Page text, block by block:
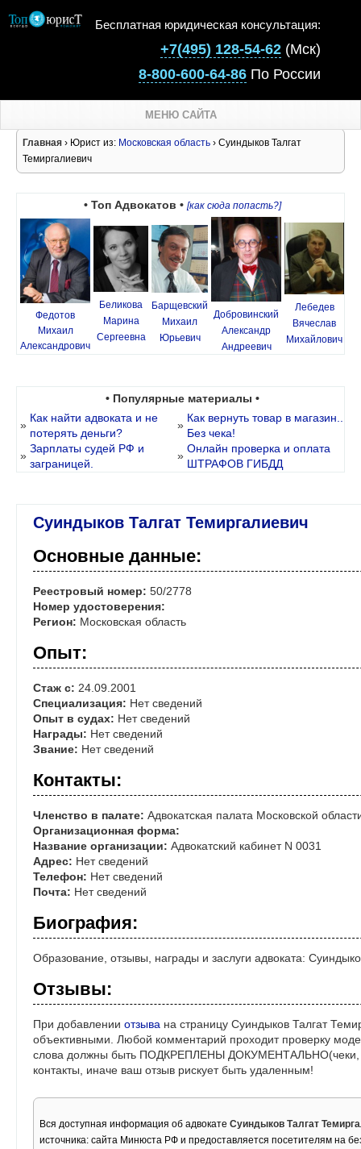
Бесплатная юридическая консультация:
+7(495) 128-54-62 (Мск)
8-800-600-64-86 По России
МЕНЮ САЙТА
Главная › Юрист из: Московская область › Суиндыков Талгат
Темиргалиевич
• Топ Адвокатов • [как сюда попасть?]
Федотов
Михаил
Александрович
Беликова
Марина
Сергеевна
Барщевский
Михаил
Юрьевич
Добровинский
Александр
Андреевич
Лебедев
Вячеслав
Михайлович
• Популярные материалы •
»
Как найти адвоката и не
потерять деньги?
»
Как вернуть товар в магазин..
Без чека!
»
Зарплаты судей РФ и
заграницей.
»
Онлайн проверка и оплата
ШТРАФОВ ГИБДД
Суиндыков Талгат Темиргалиевич
Основные данные:
Реестровый номер: 50/2778
Номер удостоверения:
Регион: Московская область
Опыт:
Стаж с: 24.09.2001
Специализация: Нет сведений
Опыт в судах: Нет сведений
Награды: Нет сведений
Звание: Нет сведений
Контакты:
Членство в палате: Адвокатская палата Московской
Организационная форма:
Название организации: Адвокатский кабинет N 0031
Адрес: Нет сведений
Телефон: Нет сведений
Почта: Нет сведений
Биография:
Образование, отзывы, награды и заслуги адвоката:
Отзывы:
При добавлении отзыва на страницу Суиндыков Талгат
объективными. Любой комментарий проходит проверку
слова должны быть ПОДКРЕПЛЕНЫ ДОКУМЕНТАЛЬНО(чеки,
контакты, иначе ваш отзыв рискует быть удаленным!
Вся доступная информация об адвокате Суиндыков Талгат
источника: сайта Минюста РФ и предоставляется посетителям на